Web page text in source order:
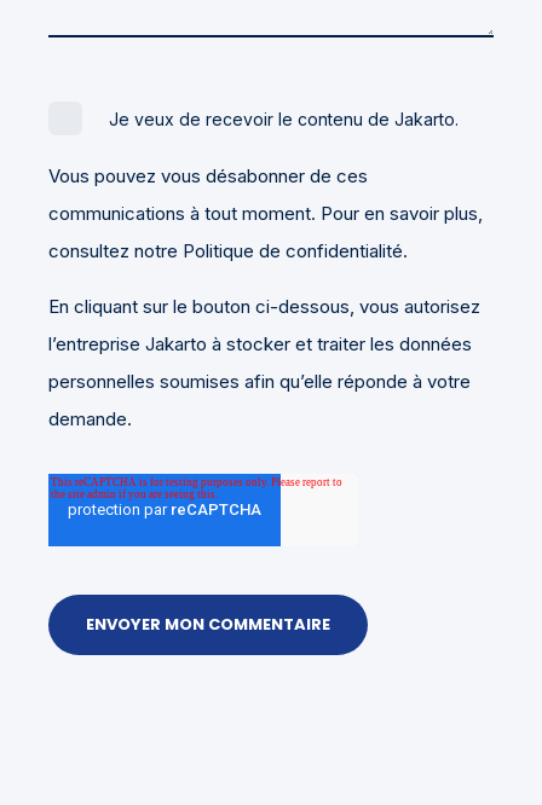
Je veux de recevoir le contenu de Jakarto.
Vous pouvez vous désabonner de ces
communications à tout moment. Pour en savoir plus,
consultez notre Politique de confidentialité.
En cliquant sur le bouton ci-dessous, vous autorisez
l’entreprise Jakarto à stocker et traiter les données
personnelles soumises afin qu’elle réponde à votre
demande.